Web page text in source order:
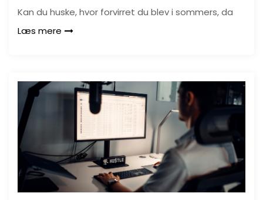
Kan du huske, hvor forvirret du blev i sommers, da
Læs mere